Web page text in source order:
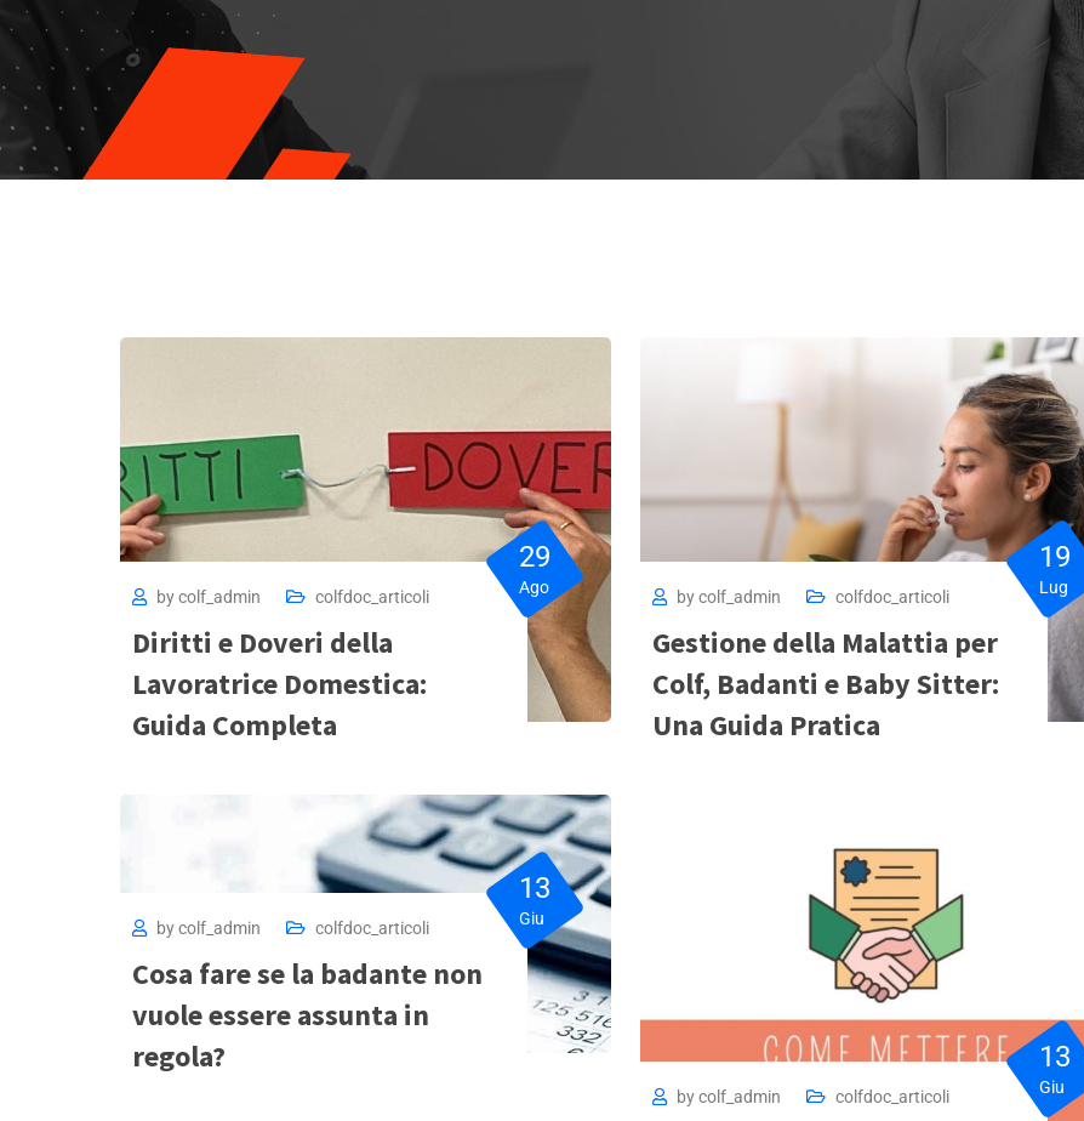
bycolf_admin colfdoc_articoli
Diritti e Doveri della
Lavoratrice Domestica:
Guida Completa
29
Ago bycolf_admin colfdoc_articoli
Gestione della Malattia per
Colf, Badanti e Baby Sitter:
Una Guida Pratica
19
Lug
bycolf_admin colfdoc_articoli
Cosa fare se la badante non
vuole essere assunta in
regola?
13
Giu
bycolf_admin colfdoc_articoli
13
Giu